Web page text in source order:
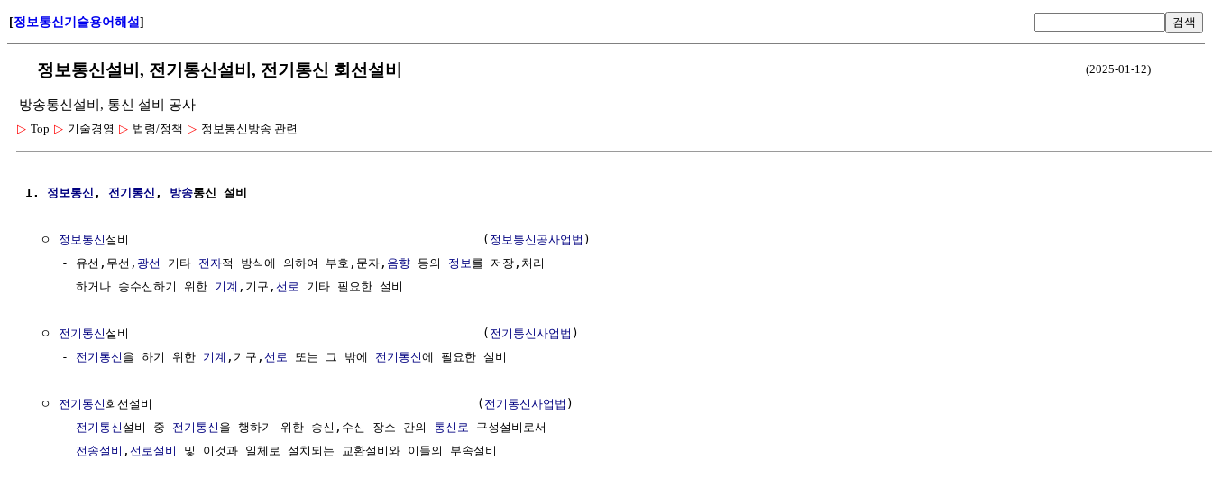
[정보통신기술용어해설] 검색
정보통신설비, 전기통신설비, 전기통신 회선설비 (2025-01-12)
방송통신설비, 통신 설비 공사
▷ Top ▷ 기술경영 ▷ 법령/정책 ▷ 정보통신방송 관련
1. 정보통신 , 전기통신 , 방송통신 설비
  ㅇ
정보통신설비                                                 ( 정보통신공사업법 )
     - 유선,무선,
광선 기타 전자적 방식에 의하여 부호,문자, 음향 등의 정보 를 저장,처리
       하거나 송수신하기 위한
기계 ,기구, 선로 기타 필요한 설비
  ㅇ
전기통신설비                                                 ( 전기통신사업법 )
     -
전기통신 을 하기 위한 기계 ,기구, 선로 또는 그 밖에 전기통신에 필요한 설비
  ㅇ
전기통신 회선설비                                             ( 전기통신사업법 )
     -
전기통신설비 중 전기통신 을 행하기 위한 송신,수신 장소 간의 통신로
구성설비로서
전송설비 , 선로설비 및 이것과 일체로 설치되는 교환설비와 이들의 부속설비